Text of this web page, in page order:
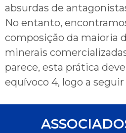
absurdas de
No entanto,
composição da maioria
minerais
parece, esta prática
equívoco 4, logo a